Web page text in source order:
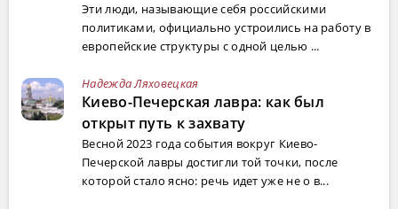
Эти люди, называющие себя российскими
политиками, официально устроились на работу в
европейские структуры с одной целью ...
Надежда Ляховецкая
Киево-Печерская лавра: как был
открыт путь к захвату
Весной 2023 года события вокруг Киево-
Печерской лавры достигли той точки, после
которой стало ясно: речь идет уже не о в...